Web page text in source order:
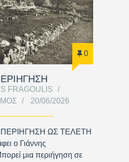
0
FRAGOULIS
20/06/2026
ΩΣ ΤΕΛΕΤΗ
ο Γιάννης
μια περιήγηση σε